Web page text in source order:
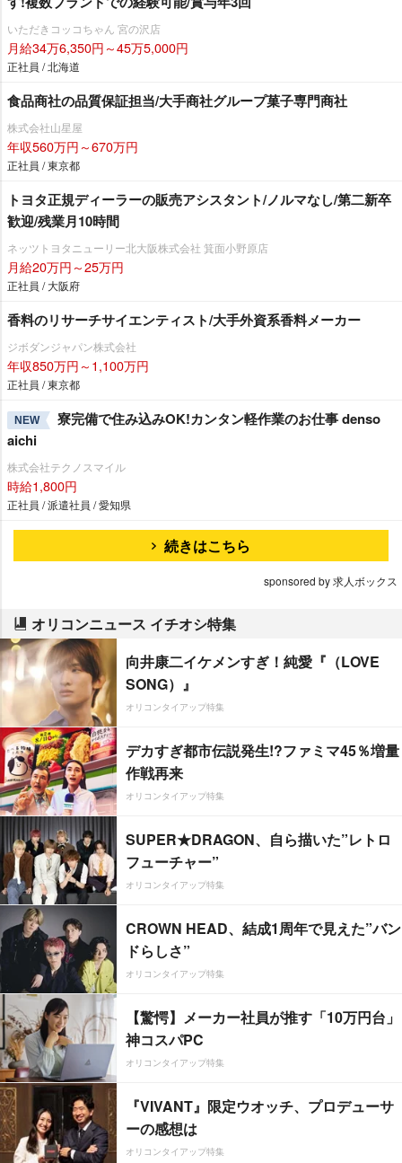
いただきコッコちゃん 宮の沢店
月給34万6,350円～45万5,000円
正社員 / 北海道
食品商社の品質保証担当/大手商社グループ菓子専門商社
株式会社山星屋
年収560万円～670万円
正社員 / 東京都
トヨタ正規ディーラーの販売アシスタント/ノルマなし/第二新卒
歓迎/残業月10時間
ネッツトヨタニューリー北大阪株式会社 箕面小野原店
月給20万円～25万円
正社員 / 大阪府
香料のリサーチサイエンティスト/大手外資系香料メーカー
ジボダンジャパン株式会社
年収850万円～1,100万円
正社員 / 東京都
NEW
寮完備で住み込みOK!カンタン軽作業のお仕事 denso
aichi
株式会社テクノスマイル
時給1,800円
正社員 / 派遣社員 / 愛知県
続きはこちら
sponsored by 求人ボックス
オリコンニュース イチオシ特集
向井康二イケメンすぎ！純愛『（LOVE
SONG）』
オリコンタイアップ特集
デカすぎ都市伝説発生!?ファミマ45％増量
作戦再来
オリコンタイアップ特集
SUPER★DRAGON、自ら描いた”レトロ
フューチャー”
オリコンタイアップ特集
CROWN HEAD、結成1周年で見えた”バン
ドらしさ”
オリコンタイアップ特集
【驚愕】メーカー社員が推す「10万円台」
神コスパPC
オリコンタイアップ特集
『VIVANT』限定ウオッチ、プロデューサ
ーの感想は
オリコンタイアップ特集